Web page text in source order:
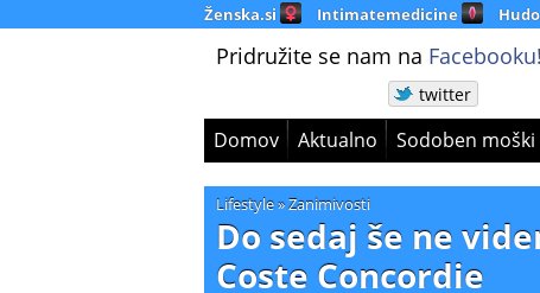
Ženska.si Intimatemedicine
Pridružite se nam na Facebooku!
twitter
Domov Aktualno Sodoben moški
Lifestyle»Zanimivosti
Do sedaj še ne
Coste Concordie